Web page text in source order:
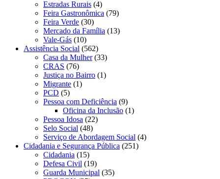
Estradas Rurais (4)
Feira Gastronômica (79)
Feira Verde (30)
Mercado da Família (13)
Vale-Gás (10)
Assistência Social (562)
Casa da Mulher(33)
CRAS (76)
Justiça no Bairro (1)
Migrante (1)
PCD (5)
Pessoa com Deficiência (9)
Oficina da Inclusão (1)
Pessoa Idosa (22)
Selo Social (48)
Serviço de Abordagem Social (4)
Cidadania e Segurança Pública (251)
Cidadania (15)
Defesa Civil (19)
Guarda Municipal (35)